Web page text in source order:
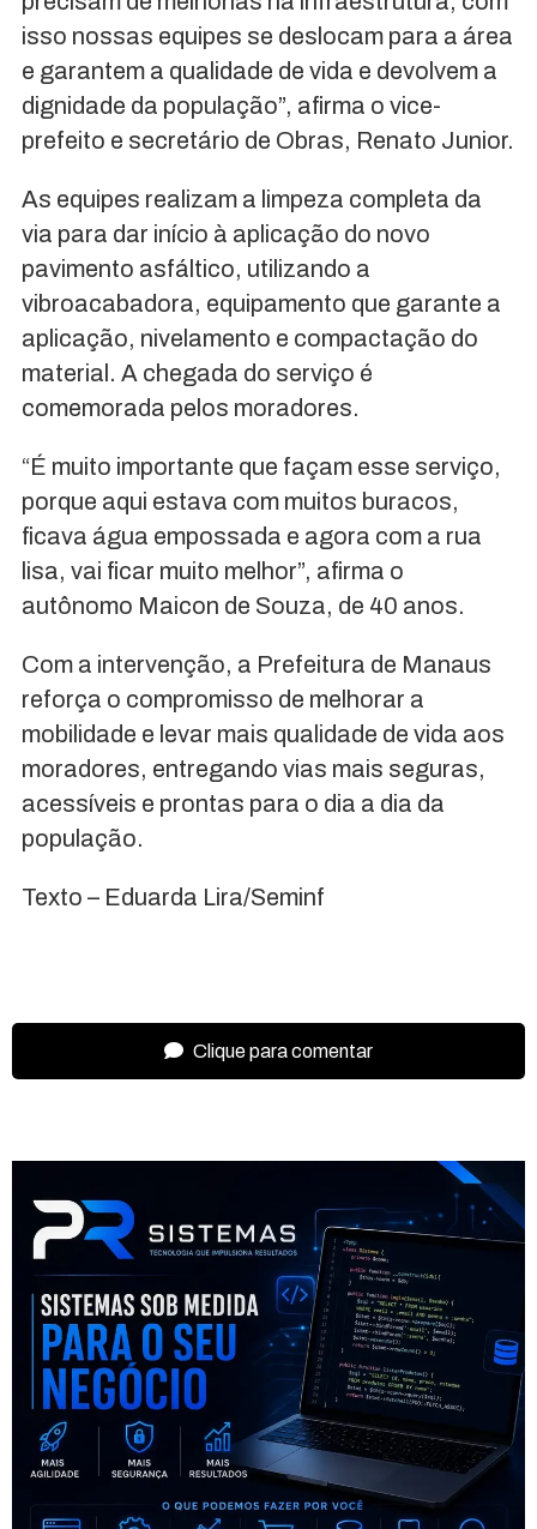
isso nossas equipes se deslocam para a área
e garantem a qualidade de vida e devolvem a
dignidade da população”, afirma o vice-
prefeito e secretário de Obras, Renato Junior.
As equipes realizam a limpeza completa da
via para dar início à aplicação do novo
pavimento asfáltico, utilizando a
vibroacabadora, equipamento que garante a
aplicação, nivelamento e compactação do
material. A chegada do serviço é
comemorada pelos moradores.
“É muito importante que façam esse serviço,
porque aqui estava com muitos buracos,
ficava água empossada e agora com a rua
lisa, vai ficar muito melhor”, afirma o
autônomo Maicon de Souza, de 40 anos.
Com a intervenção, a Prefeitura de Manaus
reforça o compromisso de melhorar a
mobilidade e levar mais qualidade de vida aos
moradores, entregando vias mais seguras,
acessíveis e prontas para o dia a dia da
população.
Texto – Eduarda Lira/Seminf
Clique para comentar